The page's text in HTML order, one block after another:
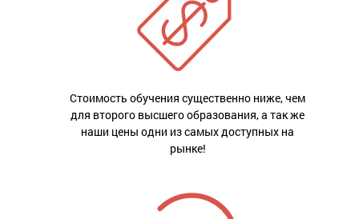
Стоимость обучения существенно ниже, чем
для второго высшего образования, а так же
наши цены одни из самых доступных на
рынке!